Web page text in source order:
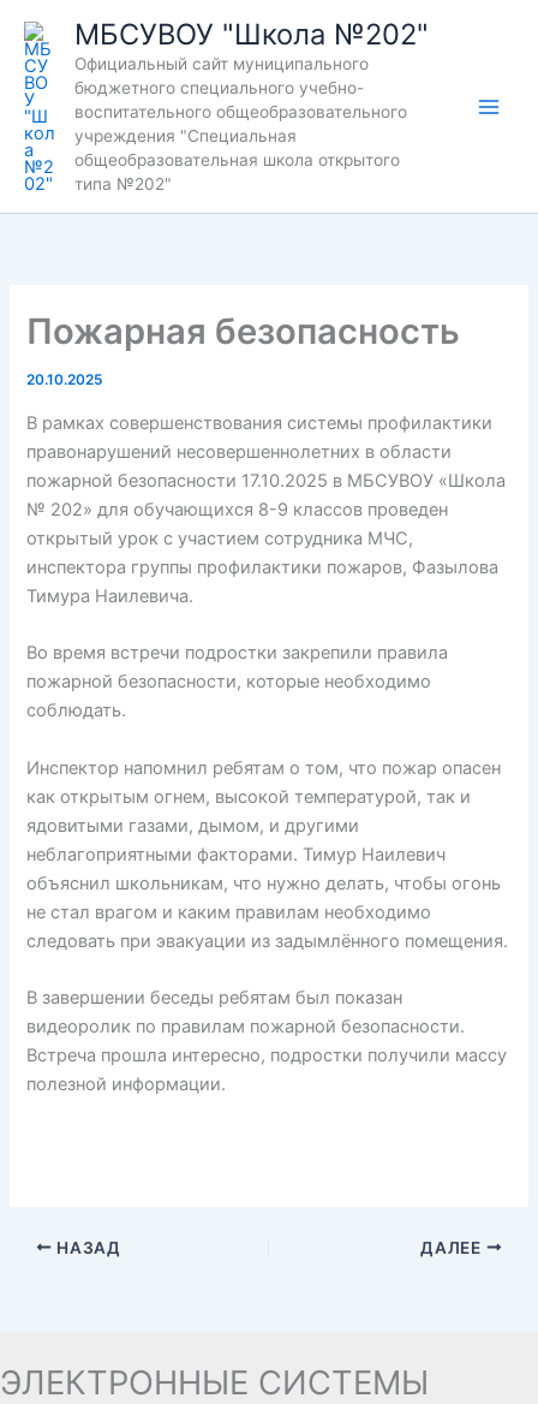
содержимому
МБСУВОУ "Школа №202"
Официальный сайт муниципального
бюджетного специального учебно-
воспитательного общеобразовательного
учреждения "Специальная
общеобразовательная школа открытого
типа №202"
Пожарная безопасность
20.10.2025
В рамках совершенствования системы профилактики
правонарушений несовершеннолетних в области
пожарной безопасности 17.10.2025 в МБСУВОУ «Школа
№ 202» для обучающихся 8-9 классов проведен
открытый урок с участием сотрудника МЧС,
инспектора группы профилактики пожаров, Фазылова
Тимура Наилевича.
Во время встречи подростки закрепили правила
пожарной безопасности, которые необходимо
соблюдать.
Инспектор напомнил ребятам о том, что пожар опасен
как открытым огнем, высокой температурой, так и
ядовитыми газами, дымом, и другими
неблагоприятными факторами. Тимур Наилевич
объяснил школьникам, что нужно делать, чтобы огонь
не стал врагом и каким правилам необходимо
следовать при эвакуации из задымлённого помещения.
В завершении беседы ребятам был показан
видеоролик по правилам пожарной безопасности.
Встреча прошла интересно, подростки получили массу
полезной информации.
НАЗАД ДАЛЕЕ
ЭЛЕКТРОННЫЕ СИСТЕМЫ